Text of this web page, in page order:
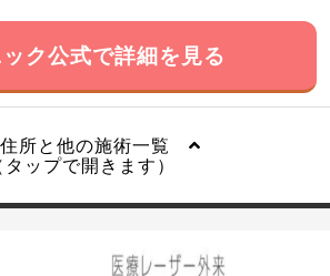
ク公式で詳細を見る
所と他の施術一覧
タップで開きます）